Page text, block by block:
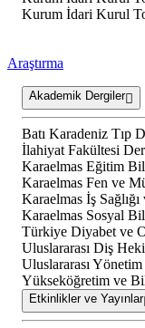
Kurum İdari Kurul
Araştırma
Akademik Dergiler
Batı Karadeniz Tıp
İlahiyat Fakültesi
Karaelmas Eğitim
Karaelmas Fen ve
Karaelmas İş
Karaelmas Sosyal
Türkiye Diyabet ve
Uluslararası Diş
Uluslararası
Yükseköğretim ve
Etkinlikler ve Yayınlar